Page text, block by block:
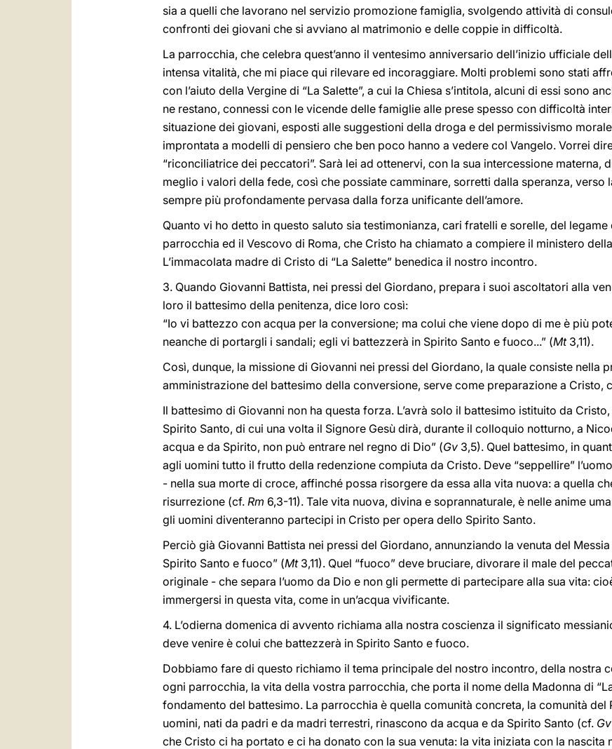
sia a quelli che lavorano nel servizio promozione famiglia, svolgendo attività di
confronti dei giovani che si avviano al matrimonio e delle coppie in difficoltà.
La parrocchia, che celebra quest’anno il ventesimo anniversario dell’inizio ufficiale
intensa vitalità, che mi piace qui rilevare ed incoraggiare. Molti problemi sono stati
con l’aiuto della Vergine di “La Salette”, a cui la Chiesa s’intitola, alcuni di essi sono
ne restano, connessi con le vicende delle famiglie alle prese spesso con difficoltà
situazione dei giovani, esposti alle suggestioni della droga e del permissivismo
improntata a modelli di pensiero che ben poco hanno a vedere col Vangelo. Vorrei
“riconciliatrice dei peccatori”. Sarà lei ad ottenervi, con la sua intercessione materna,
meglio i valori della fede, così che possiate camminare, sorretti dalla speranza, verso
sempre più profondamente pervasa dalla forza unificante dell’amore.
Quanto vi ho detto in questo saluto sia testimonianza, cari fratelli e sorelle, del legame
parrocchia ed il Vescovo di Roma, che Cristo ha chiamato a compiere il ministero
L’immacolata madre di Cristo di “La Salette” benedica il nostro incontro.
3. Quando Giovanni Battista, nei pressi del Giordano, prepara i suoi ascoltatori alla
loro il battesimo della penitenza, dice loro così:
“Io vi battezzo con acqua per la conversione; ma colui che viene dopo di me è più
neanche di portargli i sandali; egli vi battezzerà in Spirito Santo e fuoco...” (Mt3,11).
Così, dunque, la missione di Giovanni nei pressi del Giordano, la quale consiste nella
amministrazione del battesimo della conversione, serve come preparazione a Cristo,
Il battesimo di Giovanni non ha questa forza. L’avrà solo il battesimo istituito da
Spirito Santo, di cui una volta il Signore Gesù dirà, durante il colloquio notturno, a
acqua e da Spirito, non può entrare nel regno di Dio” (Gv 3,5). Quel battesimo, in
agli uomini tutto il frutto della redenzione compiuta da Cristo. Deve “seppellire”
- nella sua morte di croce, affinché possa risorgere da essa alla vita nuova: a quella
risurrezione (cf. Rm 6,3-11). Tale vita nuova, divina e soprannaturale, è nelle anime
gli uomini diventeranno partecipi in Cristo per opera dello Spirito Santo.
Perciò già Giovanni Battista nei pressi del Giordano, annunziando la venuta del
Spirito Santo e fuoco” (Mt3,11). Quel “fuoco” deve bruciare, divorare il male del
originale - che separa l’uomo da Dio e non gli permette di partecipare alla sua vita:
immergersi in questa vita, come in un’acqua vivificante.
4. L’odierna domenica di avvento richiama alla nostra coscienza il significato
deve venire è colui che battezzerà in Spirito Santo e fuoco.
Dobbiamo fare di questo richiamo il tema principale del nostro incontro, della nostra
ogni parrocchia, la vita della vostra parrocchia, che porta il nome della Madonna di
fondamento del battesimo. La parrocchia è quella comunità concreta, la comunità del
uomini, nati da padri e da madri terrestri, rinascono da acqua e da Spirito Santo (cf. Gv
che Cristo ci ha portato e ci ha donato con la sua venuta: la vita iniziata con la nascita